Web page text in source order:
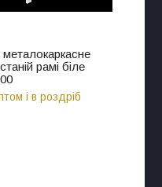
металокаркасне
рамі біле
і в роздріб